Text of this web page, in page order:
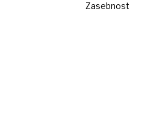
Zasebnost